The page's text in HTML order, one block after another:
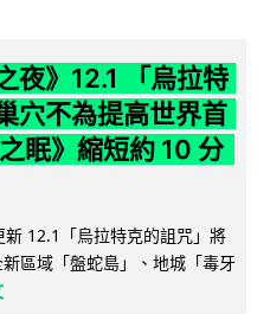
夜》12.1 「烏拉特
穴不為提高世界首
眠》縮短約 10 分
新 12.1「烏拉特克的詛咒」將
區域「盤蛇島」、地城「毒牙